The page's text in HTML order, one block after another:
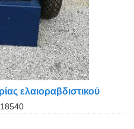
ελαιοραβδιστικού